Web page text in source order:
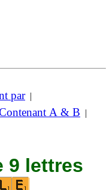
par|
A & B |
9 lettres